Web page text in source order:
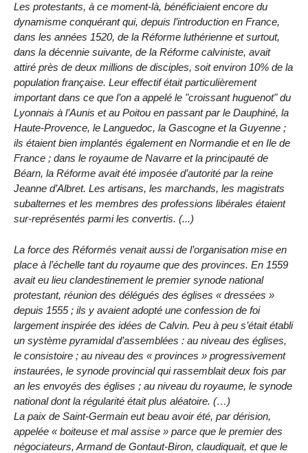
Les protestants, à ce moment-là, bénéficiaient encore du
dynamisme conquérant qui, depuis l’introduction en France,
dans les années 1520, de la Réforme luthérienne et surtout,
dans la décennie suivante, de la Réforme calviniste, avait
attiré près de deux millions de disciples, soit environ 10% de la
population française. Leur effectif était particulièrement
important dans ce que l’on a appelé le "croissant huguenot" du
Lyonnais à l’Aunis et au Poitou en passant par le Dauphiné, la
Haute-Provence, le Languedoc, la Gascogne et la Guyenne ;
ils étaient bien implantés également en Normandie et en Ile de
France ; dans le royaume de Navarre et la principauté de
Béarn, la Réforme avait été imposée d’autorité par la reine
Jeanne d’Albret. Les artisans, les marchands, les magistrats
subalternes et les membres des professions libérales étaient
sur-représentés parmi les convertis. (...)
La force des Réformés venait aussi de l’organisation mise en
place à l’échelle tant du royaume que des provinces. En 1559
avait eu lieu clandestinement le premier synode national
protestant, réunion des délégués des églises « dressées »
depuis 1555 ; ils y avaient adopté une confession de foi
largement inspirée des idées de Calvin. Peu à peu s’était établi
un système pyramidal d’assemblées : au niveau des églises,
le consistoire ; au niveau des « provinces » progressivement
instaurées, le synode provincial qui rassemblait deux fois par
an les envoyés des églises ; au niveau du royaume, le synode
national dont la régularité était plus aléatoire. (…)
La paix de Saint-Germain eut beau avoir été, par dérision,
appelée « boiteuse et mal assise » parce que le premier des
négociateurs, Armand de Gontaut-Biron, claudiquait, et que le